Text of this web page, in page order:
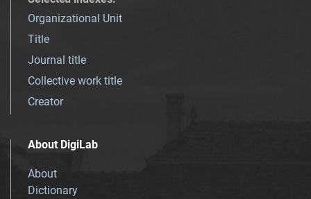
Organizational Unit
Title
Journal title
Collective work title
Creator
About DigiLab
About
Dictionary